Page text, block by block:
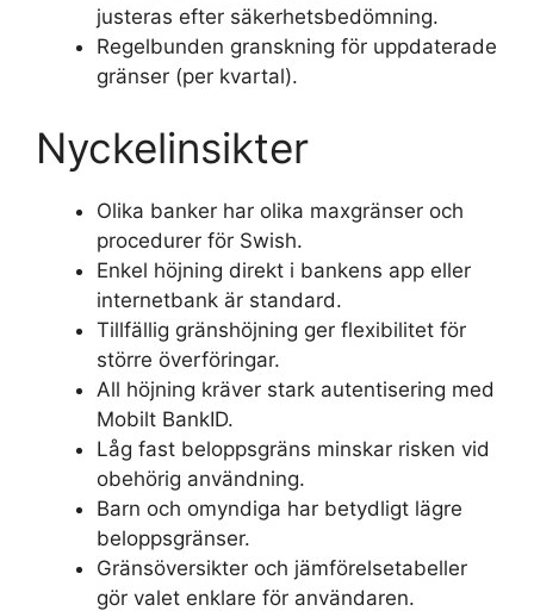
justeras efter säkerhetsbedömning.
Regelbunden granskning för uppdaterade
gränser (per kvartal).
Nyckelinsikter
Olika banker har olika maxgränser och
procedurer för Swish.
Enkel höjning direkt i bankens app eller
internetbank är standard.
Tillfällig gränshöjning ger flexibilitet för
större överföringar.
All höjning kräver stark autentisering med
Mobilt BankID.
Låg fast beloppsgräns minskar risken vid
obehörig användning.
Barn och omyndiga har betydligt lägre
beloppsgränser.
Gränsöversikter och jämförelsetabeller
gör valet enklare för användaren.